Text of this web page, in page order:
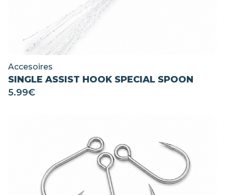
Accesoires
SINGLE ASSIST HOOK SPECIAL SPOON
5.99€